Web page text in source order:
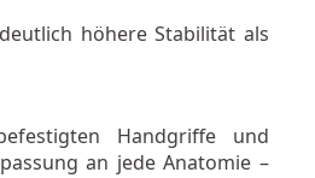
höhere Stabilität als
Handgriffe und
an jede Anatomie –